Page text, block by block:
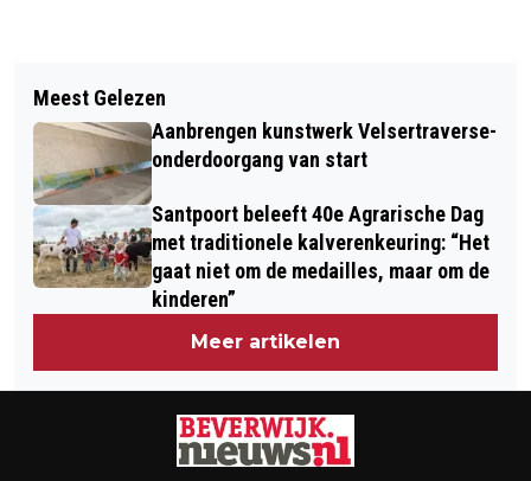
ONDERGRONDSE CONTAINER IN
BRAND, WATERWAGEN POMPT BAK
VOL WATER.
INBREKERS OP HETERDAAD BETRAPT,
BUIT GEVONDEN IN ONDERBROEK
Meest Gelezen
Aanbrengen kunstwerk Velsertraverse-
onderdoorgang van start
Santpoort beleeft 40e Agrarische Dag
met traditionele kalverenkeuring: “Het
gaat niet om de medailles, maar om de
kinderen”
Meer artikelen